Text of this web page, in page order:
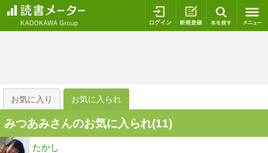
ログイン 新規登録
お気に入り お気に入られ
みつあみさんのお気に入られ(11)
たかし